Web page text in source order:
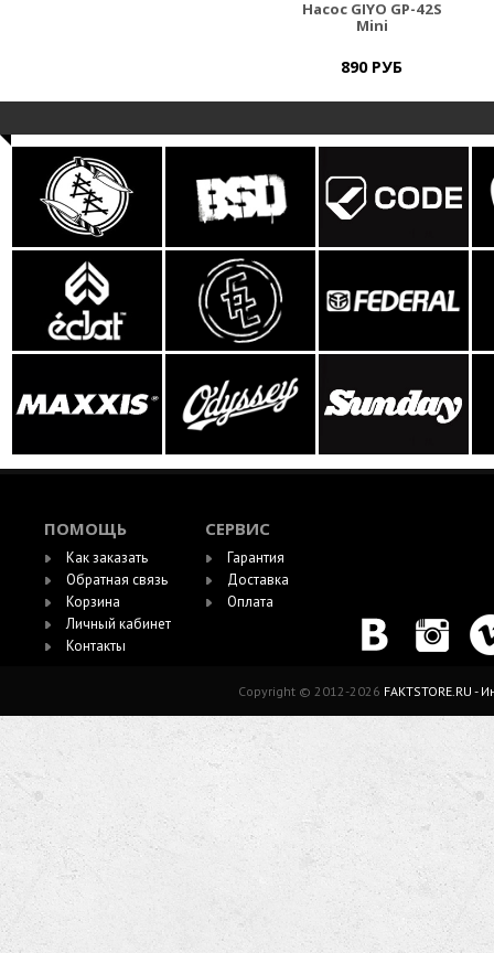
Насос GIYO GP-42S
Mini
890 РУБ
ПОМОЩЬ
Как заказать
Обратная связь
Корзина
Личный кабинет
Контакты
СЕРВИС
Гарантия
Доставка
Оплата
Copyright © 2012-2026 FAKTSTORE.RU